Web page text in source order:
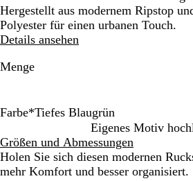
Zoomen
und
die
Pfeiltasten
zum
Zoomen
und
und
Hergestellt aus modernem Ripstop
Polyester für einen urbanen Touch.
Details ansehen
Menge
Farbe*Tiefes Blaugrün
u
n
e
i
e
f
i
e
g
u
n
k
i
e
f
Eigenes Motiv
Größen und Abmessungen
Holen Sie sich diesen modernen
mehr Komfort und besser organisiert.